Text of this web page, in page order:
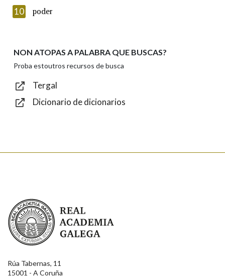
Enviar
10 poder
NON ATOPAS A PALABRA QUE BUSCAS?
Proba estoutros recursos de busca
Tergal
Dicionario de dicionarios
Real Academia Galega
Rúa Tabernas, 11
15001 - A Coruña